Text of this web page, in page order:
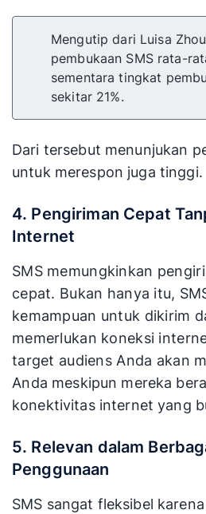
Mengutip dari Luisa
pembukaan SMS rata-
sementara tingkat
sekitar 21%.
Dari tersebut menunjukan
untuk merespon juga tinggi.
4. Pengiriman Cepat
Internet
SMS memungkinkan
cepat. Bukan hanya itu,
kemampuan untuk dikirim
memerlukan koneksi
target audiens Anda akan
Anda meskipun mereka
konektivitas internet yang
5. Relevan dalam
Penggunaan
SMS sangat fleksibel